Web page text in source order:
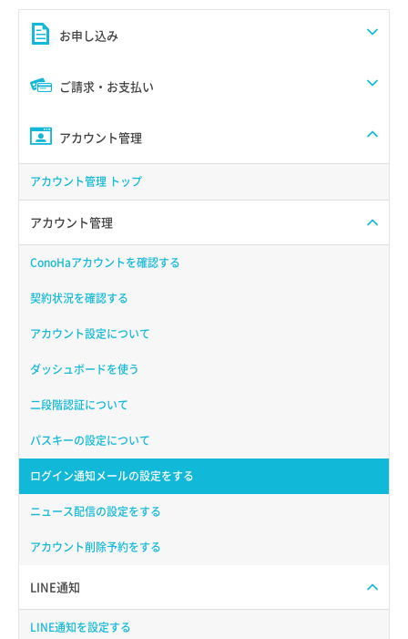
お申し込み
ご請求・お支払い
アカウント管理
アカウント管理 トップ
アカウント管理
ConoHaアカウントを確認する
契約状況を確認する
アカウント設定について
ダッシュボードを使う
二段階認証について
パスキーの設定について
ログイン通知メールの設定をする
ニュース配信の設定をする
アカウント削除予約をする
LINE通知
LINE通知を設定する